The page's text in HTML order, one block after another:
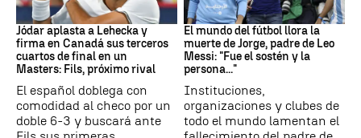
Canadá
Jódar aplasta a Lehecka y
firma en Canadá sus terceros
cuartos de final en un
Masters: Fils, próximo rival
El español doblega con
comodidad al checo por un
doble 6-3 y buscará ante
Leo Messi
El mundo del fútbol llora la
muerte de Jorge, padre de Leo
Messi: "Fue el sostén y la
persona..."
Instituciones,
organizaciones y clubes de
todo el mundo lamentan el